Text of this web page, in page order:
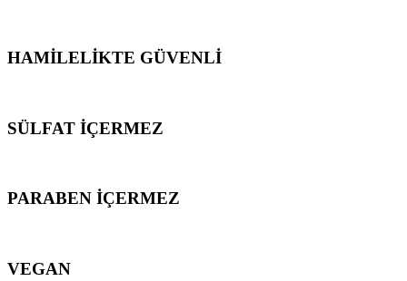
HAMİLELİKTE GÜVENLİ
SÜLFAT İÇERMEZ
PARABEN İÇERMEZ
VEGAN